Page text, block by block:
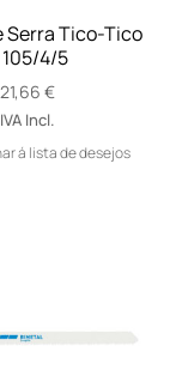
Serra Tico-Tico
105/4/5
21,66 €
IVA Incl.
á lista de desejos